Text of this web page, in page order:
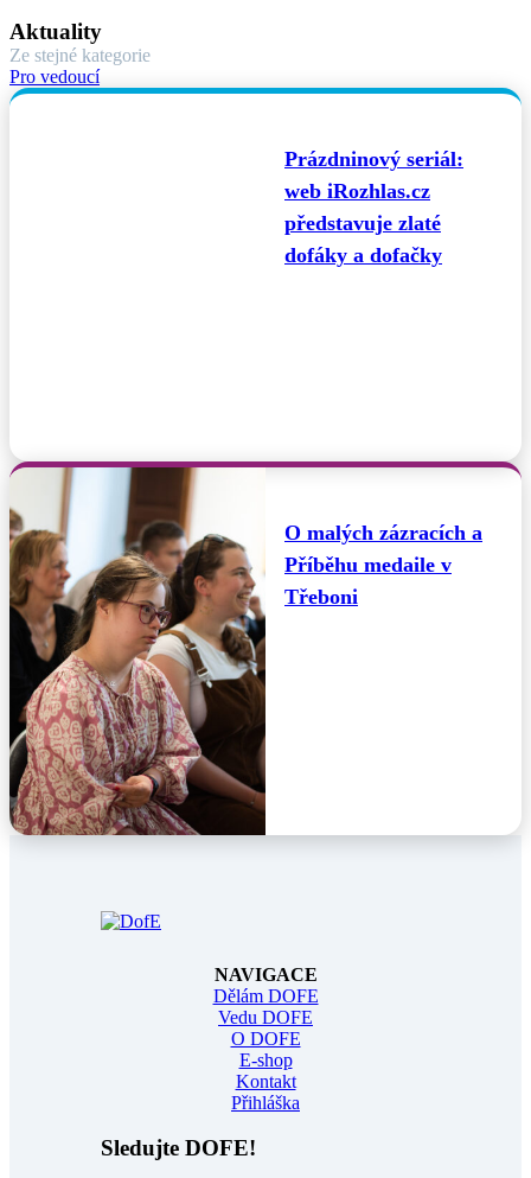
Aktuality
Ze stejné kategorie
Pro vedoucí
Prázdninový seriál:
web iRozhlas.cz
představuje zlaté
dofáky a dofačky
O malých zázracích a
Příběhu medaile v
Třeboni
NAVIGACE
Dělám DOFE
Vedu DOFE
O DOFE
E-shop
Kontakt
Přihláška
Sledujte DOFE!